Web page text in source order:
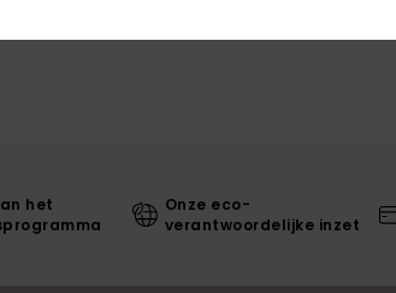
het
Onze eco-
verantwoordelijke inzet